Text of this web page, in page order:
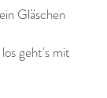
Gläschen
geht's mit